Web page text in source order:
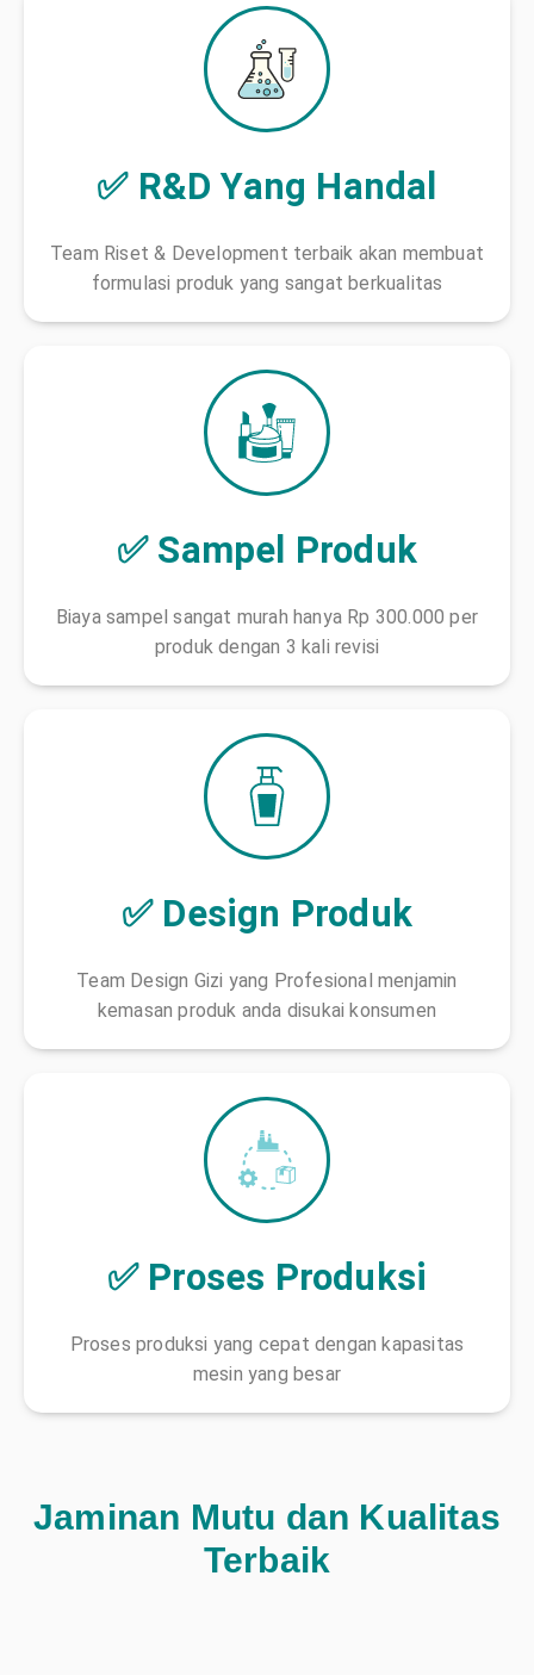
✅ R&D Yang Handal
Team Riset & Development terbaik akan membuat
formulasi produk yang sangat berkualitas
✅ Sampel Produk
Biaya sampel sangat murah hanya Rp 300.000 per
produk dengan 3 kali revisi
✅ Design Produk
Team Design Gizi yang Profesional menjamin
kemasan produk anda disukai konsumen
✅ Proses Produksi
Proses produksi yang cepat dengan kapasitas
mesin yang besar
Jaminan Mutu dan Kualitas
Terbaik